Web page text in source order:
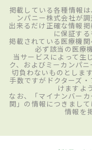
掲載している各種情報
ンパニー株式会社が
出来るだけ正確な情報
に保証する
掲載されている医療機
必ず該当の医療
当サービスによって生
ク、およびミーカンパ
切負わないものとしま
手数ですがドクターズ
けますよ
なお、「マイナンバー
関」の情報につきまし
情報を